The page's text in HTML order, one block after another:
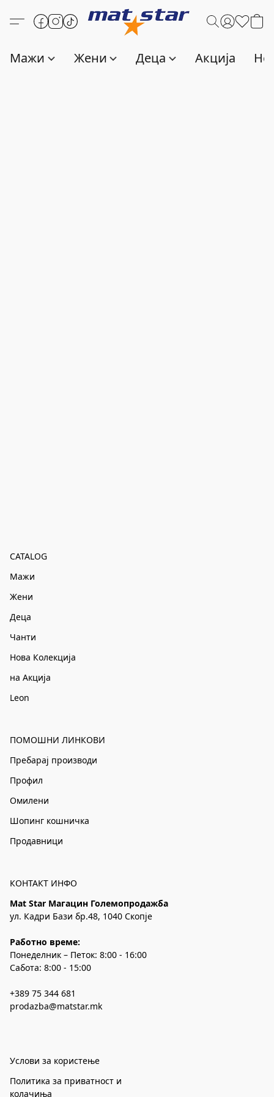
Мажи Жени Деца Акција
CATALOG
Мажи
Жени
Деца
Чанти
Нова Колекција
на Акција
Leon
ПОМОШНИ ЛИНКОВИ
Пребарај производи
Профил
Омилени
Шопинг кошничка
Продавници
КОНТАКТ ИНФО
Mat Star Магацин Големопродажба
ул. Кадри Бази бр.48, 1040 Скопје
Работно време:
Понеделник – Петок: 8:00 - 16:00
Сабота: 8:00 - 15:00
+389 75 344 681
prodazba@matstar.mk
Услови за користење
Политика за приватност и
колачиња